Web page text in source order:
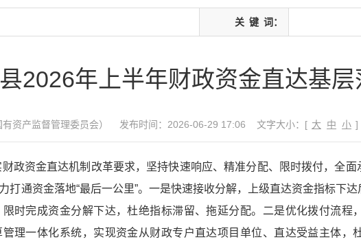
关 键 词：
2026年上半年财政资金直达基
资产监督管理委员会） 发布时间：2026-06-29 17:06 文字大小：[ 大 中 小 ]
政资金直达机制改革要求，坚持快速响应、精准分配、限时拨付，全
打通资金落地“最后一公里”。一是快速接收分解，上级直达资金指标下
时完成资金分解下达，杜绝指标滞留、拖延分配。二是优化拨付流程
理一体化系统，实现资金从财政专户直达项目单位、直达受益主体，